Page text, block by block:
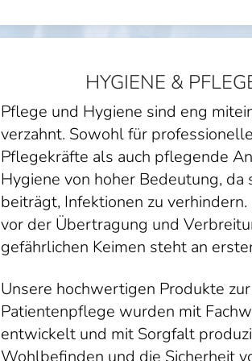
HYGIENE &
Pflege und Hygiene sind eng
verzahnt. Sowohl für professionelle
Pflegekräfte als auch pflegende
Hygiene von hoher Bedeutung, da
beiträgt, Infektionen zu verhindern.
vor der Übertragung und
gefährlichen Keimen steht an
Unsere hochwertigen Produkte zur
Patientenpflege wurden mit
entwickelt und mit Sorgfalt
Wohlbefinden und die Sicherheit